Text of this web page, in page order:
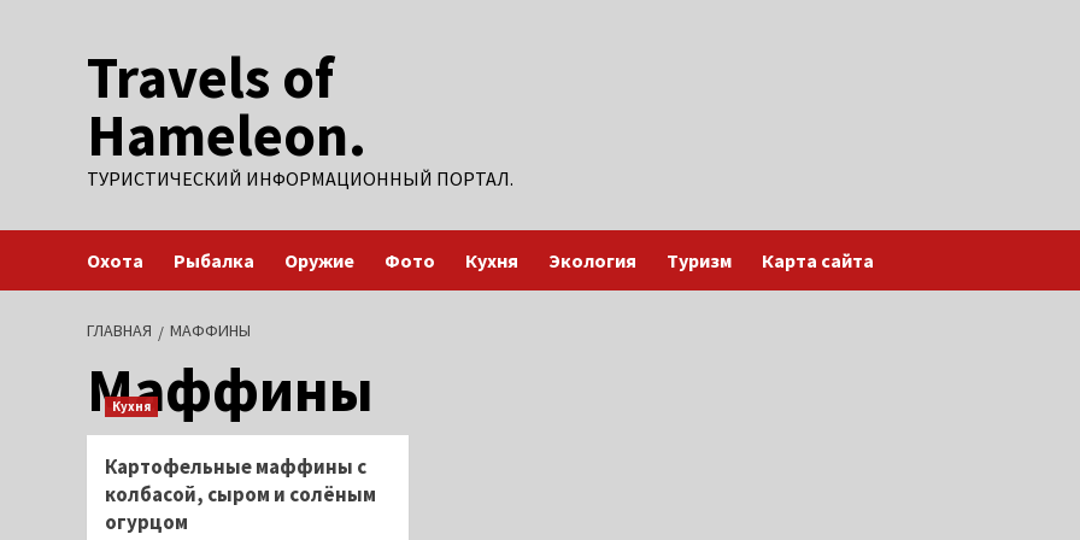
Travels of
Hameleon.
ТУРИСТИЧЕСКИЙ ИНФОРМАЦИОННЫЙ ПОРТАЛ.
Охота Рыбалка Оружие Фото Кухня Экология Туризм Карта сайта
ГЛАВНАЯ МАФФИНЫ
Маффины
Кухня
Картофельные маффины с
колбасой, сыром и солёным
огурцом